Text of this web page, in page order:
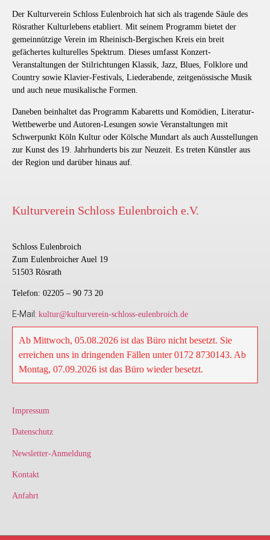
die von Ihnen angegebene E-Mail-
Adresse, in der Sie Ihre Registrierung
bitte bestätigen. Erst nach erfolgter
Bestätigung Ihrer Registrierung wird
Ihre E-Mail-Adresse in unseren
Verteiler aufgenommen. Mittels dieser
wir eine missbräuchliche Nutzung
Ihrer E-Mail-Adresse durch Dritte
kategorisch aus.
Übermittlung von Mitteilungen
unseren Verein betreffend). Die
Empfänger-Datenbank für unseren E-
Mail-Newsletter wird bei unserem E-
Mail-Dienstleister Brevo (vormals:
Sendinblue/Newsletter2Go) gehostet.
Die Server und Datenbanken des
Anbieters befinden sich ausnahmslos
in der EU. Informationen zur
Sicherheit der Empfänger-Daten
können Sie hier einsehen:Wo werden
die Empfängerdaten gespeichert
Sie im Fussbereich eines jeden
dem Sie Ihre E-Mail-Adresse jederzeit
wieder aus der Newsletter-Empfänger-
Ihre E-Mail-Adresse vollständig und
keine weiteren Newsletter von uns.
Wir speichern und verwahren keinerlei
Kopien der Datenbank.
Der Kulturverein Schloss Eulenbroich hat sich als tragende Säule des
Rösrather Kulturlebens etabliert. Mit seinem Programm bietet der
gemeinnützige Verein im Rheinisch-Bergischen Kreis ein breit
gefächertes kulturelles Spektrum. Dieses umfasst Konzert-
Veranstaltungen der Stilrichtungen Klassik, Jazz, Blues, Folklore und
Country sowie Klavier-Festivals, Liederabende, zeitgenössische Musik
und auch neue musikalische Formen.
Daneben beinhaltet das Programm Kabaretts und Komödien, Literatur-
Wettbewerbe und Autoren-Lesungen sowie Veranstaltungen mit
Schwerpunkt Köln Kultur oder Kölsche Mundart als auch Ausstellungen
zur Kunst des 19. Jahrhunderts bis zur Neuzeit. Es treten Künstler aus
der Region und darüber hinaus auf.
Kulturverein Schloss Eulenbroich e.V.
Schloss Eulenbroich
Zum Eulenbroicher Auel 19
51503 Rösrath
Telefon: 02205 – 90 73 20
E-Mail: kultur@kulturverein-schloss-eulenbroich.de
Ab Mittwoch, 05.08.2026 ist das Büro nicht besetzt. Sie
erreichen uns in dringenden Fällen unter 0172 8730143. Ab
Montag, 07.09.2026 ist das Büro wieder besetzt.
Impressum
Datenschutz
Newsletter-Anmeldung
Kontakt
Anfahrt